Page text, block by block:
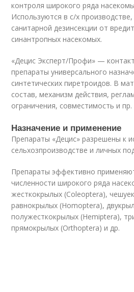
контроля широкого ряда
Используются в с/х
санитарной дезинсекции от
синантропных насекомых.
«Децис Эксперт/Профи» —
препараты универсального
синтетических пиретроидов. В
состав, механизм действия,
ограничения, совместимость и пр.
Назначение и применение
Препараты «Децис» разрешены к
сельхозпроизводстве и личных
Препараты эффективно
численности широкого ряда
жесткокрылых (Coleoptera),
равнокрылых (Homoptera),
полужесткокрылых (Hemiptera),
прямокрылых (Orthoptera) и др.